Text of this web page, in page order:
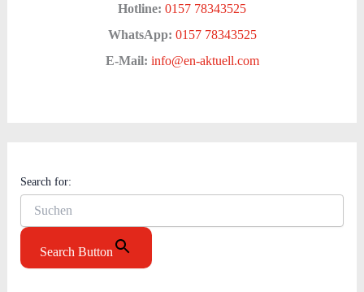
Hotline: 0157 78343525
WhatsApp: 0157 78343525
E-Mail: info@en-aktuell.com
Search for:
Search Button